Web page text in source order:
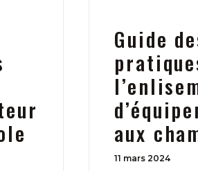
Guide
aux
11 mars 2024